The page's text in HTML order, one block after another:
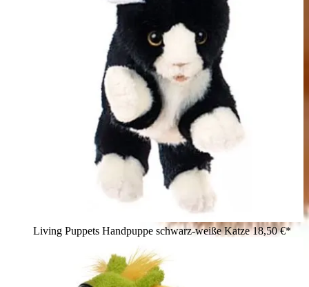
Living Puppets Handpuppe schwarz-weiße Katze18,50 €*